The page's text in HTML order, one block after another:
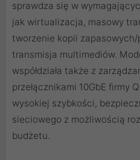
sprawdza się w
jak wirtualizacja, masowy
tworzenie kopii
transmisja multimediów.
współdziała także z
przełącznikami 10GbE firmy
wysokiej szybkości,
sieciowego z możliwością
budżetu.